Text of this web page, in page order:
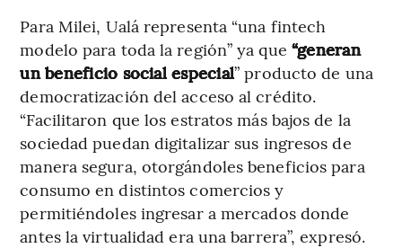
Para Milei, Ualá representa “una fintech
modelo para toda la región” ya que “generan
un beneficio social especial” producto de una
democratización del acceso al crédito.
“Facilitaron que los estratos más bajos de la
sociedad puedan digitalizar sus ingresos de
manera segura, otorgándoles beneficios para
consumo en distintos comercios y
permitiéndoles ingresar a mercados donde
antes la virtualidad era una barrera”, expresó.